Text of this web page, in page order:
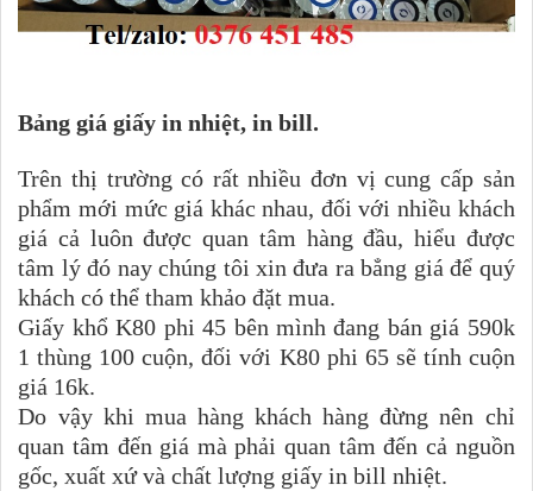
Bảng giá giấy in nhiệt, in bill.
Trên thị trường có rất nhiều đơn vị cung cấp sản
phẩm mới mức giá khác nhau, đối với nhiều khách
giá cả luôn được quan tâm hàng đầu, hiểu được
tâm lý đó nay chúng tôi xin đưa ra bẳng giá để quý
khách có thể tham khảo đặt mua.
Giấy khổ K80 phi 45 bên mình đang bán giá 590k
1 thùng 100 cuộn, đối với K80 phi 65 sẽ tính cuộn
giá 16k.
Do vậy khi mua hàng khách hàng đừng nên chỉ
quan tâm đến giá mà phải quan tâm đến cả nguồn
gốc, xuất xứ và chất lượng giấy in bill nhiệt.